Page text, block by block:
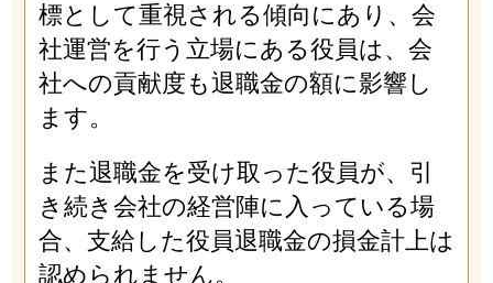
標として重視される傾向にあり、会
社運営を行う立場にある役員は、会
社への貢献度も退職金の額に影響し
ます。
また退職金を受け取った役員が、引
き続き会社の経営陣に入っている場
合、支給した役員退職金の損金計上は
認められません。